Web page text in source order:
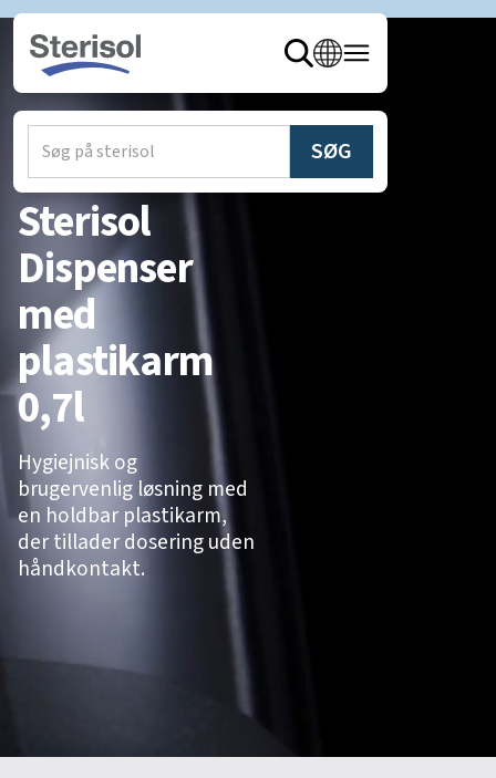
Sterisol
Dispenser
med
plastikarm
0,7l
Hygiejnisk og
brugervenlig løsning med
en holdbar plastikarm,
der tillader dosering uden
håndkontakt.